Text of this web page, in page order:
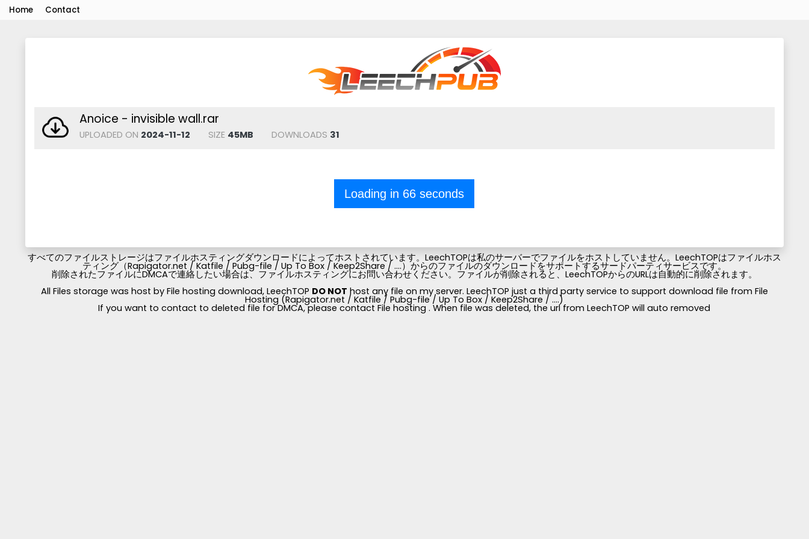
Home Contact
Anoice - invisible wall.rar
UPLOADED ON 2024-11-12 SIZE 45MB DOWNLOADS 31
Loading in 66 seconds
すべてのファイルストレージはファイルホスティングダウンロードによってホストされています。LeechTOPは私のサーバーでファイルをホストしていません。LeechTOPはファイルホス
ティング（Rapigator.net / Katfile / Pubg-file / Up To Box / Keep2Share / ....）からのファイルのダウンロードをサポートするサードパーティサービスです。
削除されたファイルにDMCAで連絡したい場合は、ファイルホスティングにお問い合わせください。ファイルが削除されると、LeechTOPからのURLは自動的に削除されます。
All Files storage was host by File hosting download, LeechTOP DO NOT host any file on my server. LeechTOP just a third party service to support download file from File
Hosting (Rapigator.net / Katfile / Pubg-file / Up To Box / Keep2Share / ....)
If you want to contact to deleted file for DMCA, please contact File hosting . When file was deleted, the url from LeechTOP will auto removed